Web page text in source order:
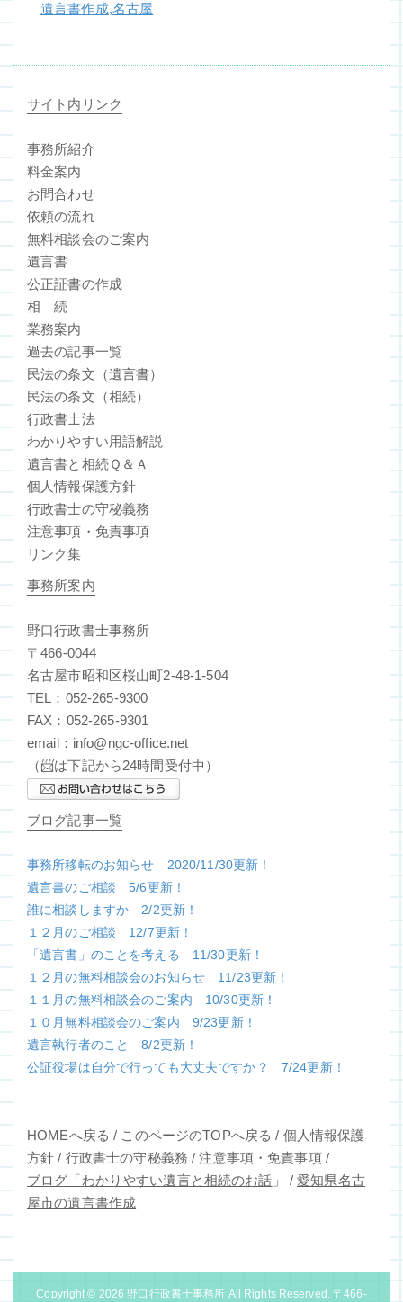
遺言書作成,名古屋
サイト内リンク
事務所紹介
料金案内
お問合わせ
依頼の流れ
無料相談会のご案内
遺言書
公正証書の作成
相 続
業務案内
過去の記事一覧
民法の条文（遺言書）
民法の条文（相続）
行政書士法
わかりやすい用語解説
遺言書と相続Ｑ＆Ａ
個人情報保護方針
行政書士の守秘義務
注意事項・免責事項
リンク集
事務所案内
野口行政書士事務所
〒466-0044
名古屋市昭和区桜山町2-48-1-504
TEL：052-265-9300
FAX：052-265-9301
email：info@ngc-office.net
（📨は下記から24時間受付中）
ブログ記事一覧
事務所移転のお知らせ 2020/11/30更新！
遺言書のご相談 5/6更新！
誰に相談しますか 2/2更新！
１２月のご相談 12/7更新！
「遺言書」のことを考える 11/30更新！
１２月の無料相談会のお知らせ 11/23更新！
１１月の無料相談会のご案内 10/30更新！
１０月無料相談会のご案内 9/23更新！
遺言執行者のこと 8/2更新！
公証役場は自分で行っても大丈夫ですか？ 7/24更新！
HOMEへ戻る / このページのTOPへ戻る / 個人情報保護
方針 / 行政書士の守秘義務 /注意事項・免責事項/
ブログ「わかりやすい遺言と相続のお話 」 /愛知県名古
屋市の遺言書作成
Copyright © 2026 野口行政書士事務所 All Rights Reserved. 〒466-